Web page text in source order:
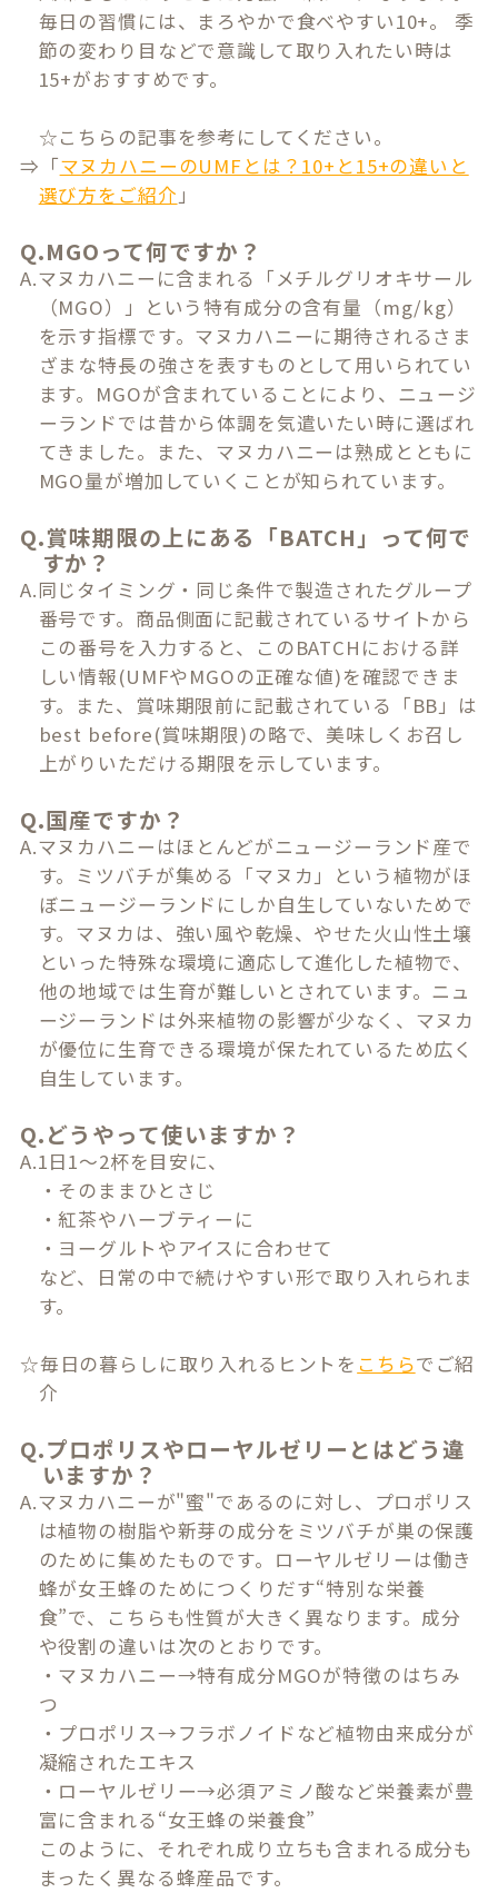
毎日の習慣には、まろやかで食べやすい10+。 季
節の変わり目などで意識して取り入れたい時は
15+がおすすめです。
☆こちらの記事を参考にしてください。
⇒「マヌカハニーのUMFとは？10+と15+の違いと
選び方をご紹介 」
Q.MGOって何ですか？
A.マヌカハニーに含まれる「メチルグリオキサール
（MGO）」という特有成分の含有量（mg/kg）
を示す指標です。マヌカハニーに期待されるさま
ざまな特長の強さを表すものとして用いられてい
ます。MGOが含まれていることにより、ニュージ
ーランドでは昔から体調を気遣いたい時に選ばれ
てきました。また、マヌカハニーは熟成とともに
MGO量が増加していくことが知られています。
Q.賞味期限の上にある「BATCH」って何で
すか？
A.同じタイミング・同じ条件で製造されたグループ
番号です。商品側面に記載されているサイトから
この番号を入力すると、このBATCHにおける詳
しい情報(UMFやMGOの正確な値)を確認できま
す。また、賞味期限前に記載されている「BB」は
best before(賞味期限)の略で、美味しくお召し
上がりいただける期限を示しています。
Q.国産ですか？
A.マヌカハニーはほとんどがニュージーランド産で
す。ミツバチが集める「マヌカ」という植物がほ
ぼニュージーランドにしか自生していないためで
す。マヌカは、強い風や乾燥、やせた火山性土壌
といった特殊な環境に適応して進化した植物で、
他の地域では生育が難しいとされています。ニュ
ージーランドは外来植物の影響が少なく、マヌカ
が優位に生育できる環境が保たれているため広く
自生しています。
Q.どうやって使いますか？
A.1日1～2杯を目安に、
・そのままひとさじ
・紅茶やハーブティーに
・ヨーグルトやアイスに合わせて
など、日常の中で続けやすい形で取り入れられま
す。
☆毎日の暮らしに取り入れるヒントを こちらでご紹
介
Q.プロポリスやローヤルゼリーとはどう違
いますか？
A.マヌカハニーが"蜜"であるのに対し、プロポリス
は植物の樹脂や新芽の成分をミツバチが巣の保護
のために集めたものです。ローヤルゼリーは働き
蜂が女王蜂のためにつくりだす“特別な栄養
食”で、こちらも性質が大きく異なります。成分
や役割の違いは次のとおりです。
・マヌカハニー→特有成分MGOが特徴のはちみ
つ
・プロポリス→フラボノイドなど植物由来成分が
凝縮されたエキス
・ローヤルゼリー→必須アミノ酸など栄養素が豊
富に含まれる“女王蜂の栄養食”
このように、それぞれ成り立ちも含まれる成分も
まったく異なる蜂産品です。